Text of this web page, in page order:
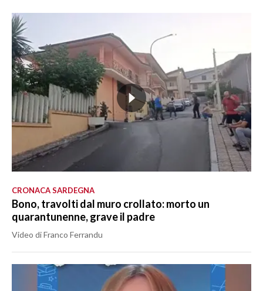
CRONACA SARDEGNA
Bono, travolti dal muro crollato: morto un
quarantunenne, grave il padre
Video di Franco Ferrandu